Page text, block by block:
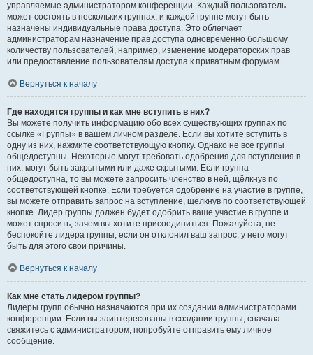
управляемые администратором конференции. Каждый пользователь
может состоять в нескольких группах, и каждой группе могут быть
назначены индивидуальные права доступа. Это облегчает
администраторам назначение прав доступа одновременно большому
количеству пользователей, например, изменение модераторских прав
или предоставление пользователям доступа к приватным форумам.
Вернуться к началу
Где находятся группы и как мне вступить в них?
Вы можете получить информацию обо всех существующих группах по
ссылке «Группы» в вашем личном разделе. Если вы хотите вступить в
одну из них, нажмите соответствующую кнопку. Однако не все группы
общедоступны. Некоторые могут требовать одобрения для вступления в
них, могут быть закрытыми или даже скрытыми. Если группа
общедоступна, то вы можете запросить членство в ней, щёлкнув по
соответствующей кнопке. Если требуется одобрение на участие в группе,
вы можете отправить запрос на вступление, щёлкнув по соответствующей
кнопке. Лидер группы должен будет одобрить ваше участие в группе и
может спросить, зачем вы хотите присоединиться. Пожалуйста, не
беспокойте лидера группы, если он отклонил ваш запрос; у него могут
быть для этого свои причины.
Вернуться к началу
Как мне стать лидером группы?
Лидеры групп обычно назначаются при их создании администраторами
конференции. Если вы заинтересованы в создании группы, сначала
свяжитесь с администратором; попробуйте отправить ему личное
сообщение.